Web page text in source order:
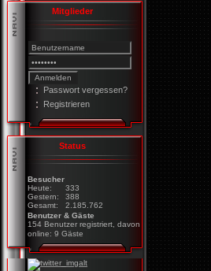
Mitglieder
Passwort vergessen?
Registrieren
Status
Besucher
Heute:
333
Gestern:
388
Gesamt:
2.185.762
Benutzer & Gäste
154 Benutzer registriert, davon
online: 9 Gäste